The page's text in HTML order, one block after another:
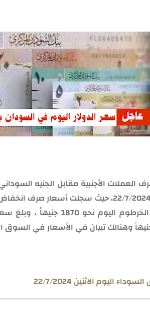
العملات الأجنبية مقابل الجنيه
لدي تعاملات اليوم الاثنين 22/7/2024، حيث
الجنيه السوداني في بنك
اليوم الاثنين 22/7/2024